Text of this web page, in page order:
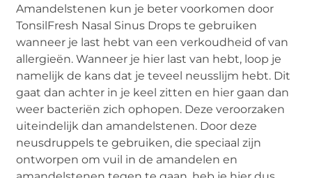
Amandelstenen kun je beter voorkomen door
TonsilFresh Nasal Sinus Drops te gebruiken
wanneer je last hebt van een verkoudheid of van
allergieën. Wanneer je hier last van hebt, loop je
namelijk de kans dat je teveel neusslijm hebt. Dit
gaat dan achter in je keel zitten en hier gaan dan
weer bacteriën zich ophopen. Deze veroorzaken
uiteindelijk dan amandelstenen. Door deze
neusdruppels te gebruiken, die speciaal zijn
ontworpen om vuil in de amandelen en